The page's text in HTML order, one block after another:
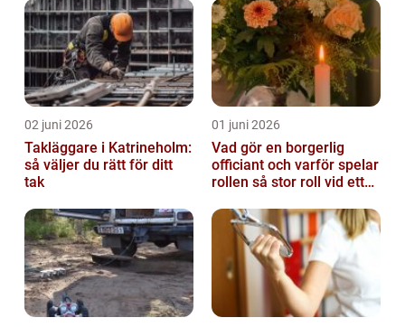
02 juni 2026
Takläggare i Katrineholm:
så väljer du rätt för ditt
tak
01 juni 2026
Vad gör en borgerlig
officiant och varför spelar
rollen så stor roll vid ett